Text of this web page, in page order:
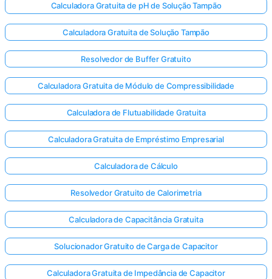
Calculadora Gratuita de pH de Solução Tampão
Calculadora Gratuita de Solução Tampão
Resolvedor de Buffer Gratuito
Calculadora Gratuita de Módulo de Compressibilidade
Calculadora de Flutuabilidade Gratuita
Calculadora Gratuita de Empréstimo Empresarial
Calculadora de Cálculo
Resolvedor Gratuito de Calorimetria
Calculadora de Capacitância Gratuita
Solucionador Gratuito de Carga de Capacitor
Calculadora Gratuita de Impedância de Capacitor